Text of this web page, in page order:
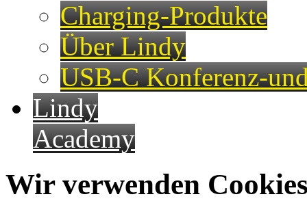
Charging-Produkte
Über Lindy
USB-C Konferenz-
Lindy
Academy
Wir verwenden